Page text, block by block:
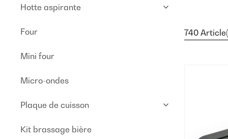
Hotte aspirante
Four
Mini four
Micro-ondes
Plaque de cuisson
Kit brassage bière
740